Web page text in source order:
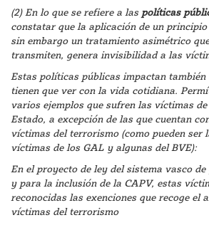
(2) En lo que se refiere a laspolíticas
constatar que la aplicación de un
sin embargo un tratamiento asimétrico
transmiten, genera invisibilidad a las
Estas políticas públicas impactan también
tienen que ver con la vida cotidiana.
varios ejemplos que sufren las víctimas
Estado, a excepción de las que cuentan
víctimas del terrorismo (como pueden ser
víctimas de los GAL y algunas del BVE):
En el proyecto de ley del sistema vasco
y para la inclusión de la CAPV, estas
reconocidas las exenciones que recoge el
víctimas del terrorismo